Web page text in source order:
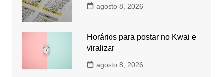
agosto 8, 2026
Horários para postar no Kwai e
viralizar
agosto 8, 2026